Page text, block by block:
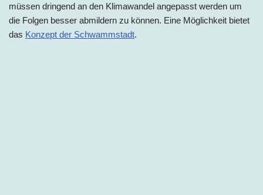
müssen dringend an den Klimawandel angepasst werden um
die Folgen besser abmildern zu können. Eine Möglichkeit bietet
das Konzept der Schwammstadt.